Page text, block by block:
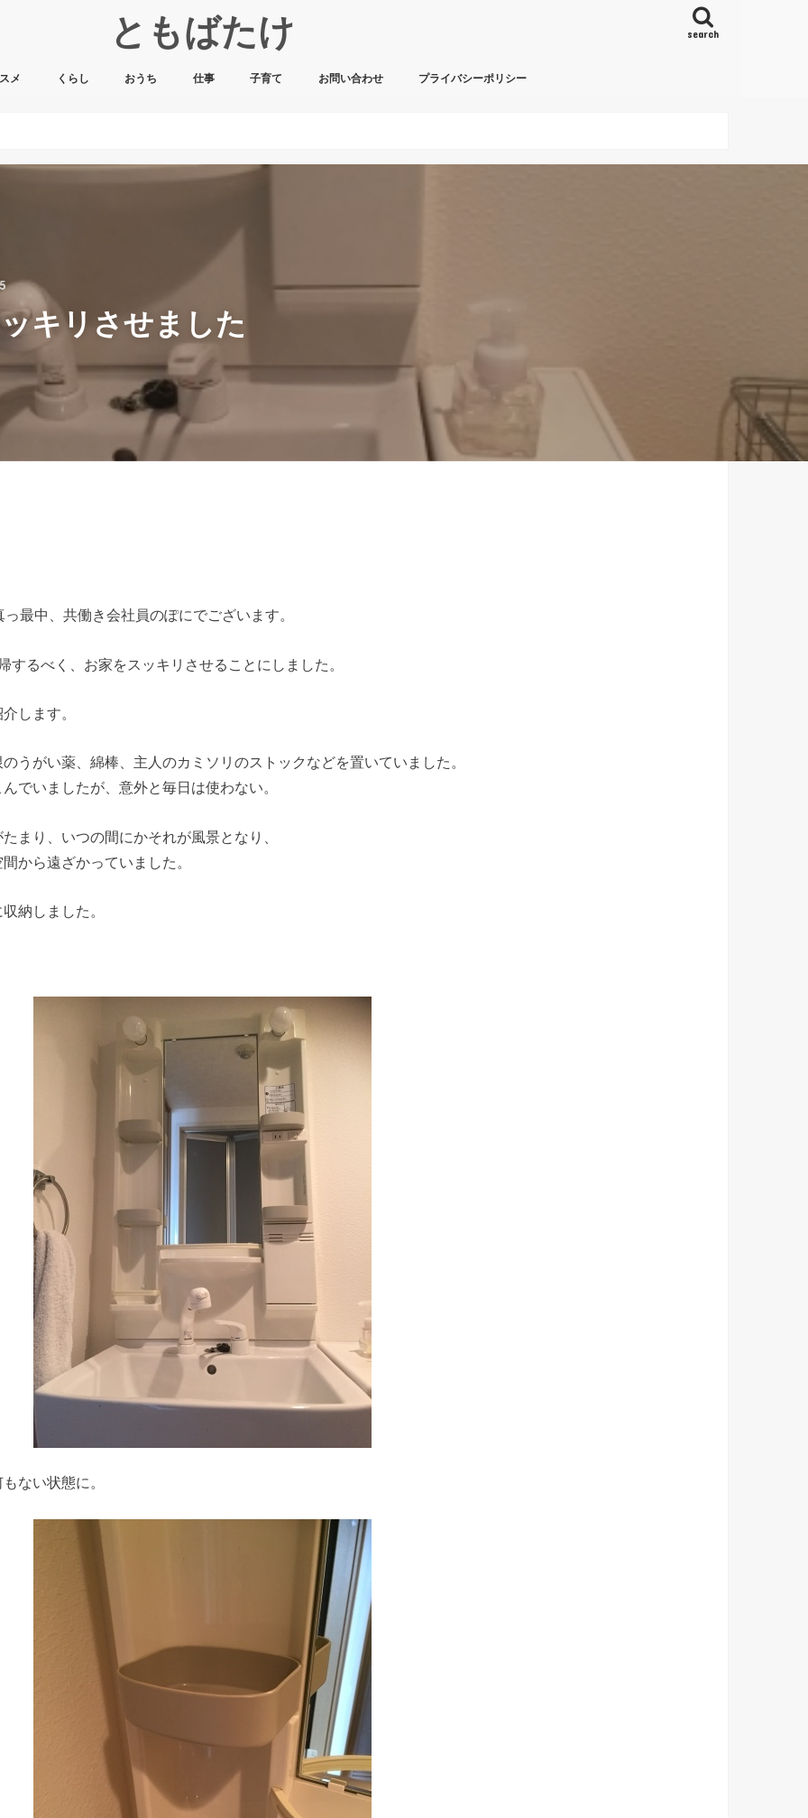
ともばたけ search
メ くらし おうち 仕事 子育て お問い合わせ プライバシーポリシー
キリさせました
最中、共働き会社員のぽにでございます。
するべく、お家をスッキリさせることにしました。
します。
うがい薬、綿棒、主人のカミソリのストックなどを置いていました。
でいましたが、意外と毎日は使わない。
まり、いつの間にかそれが風景となり、
から遠ざかっていました。
納しました。
ない状態に。